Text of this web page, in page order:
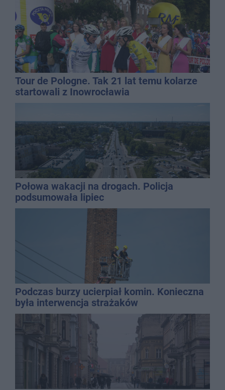
Tour de Pologne. Tak 21 lat temu kolarze
startowali z Inowrocławia
Połowa wakacji na drogach. Policja
podsumowała lipiec
Podczas burzy ucierpiał komin. Konieczna
była interwencja strażaków